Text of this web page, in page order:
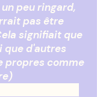
peu ringard,
pas être
signifiait que
que d'autres
propres comme